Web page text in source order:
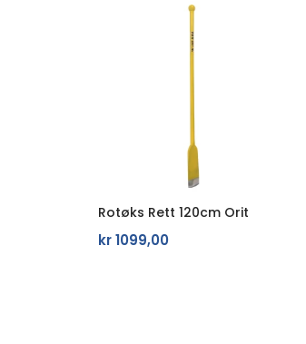
Rotøks Rett 120cm Orit
kr1099,00